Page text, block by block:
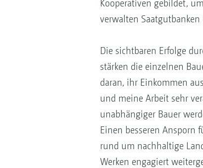
Kooperativen gebildet,
verwalten
Die sichtbaren Erfolge
stärken die einzelnen
daran, ihr Einkommen
und meine Arbeit sehr
unabhängiger Bauer
Einen besseren Ansporn
rund um nachhaltige
Werken engagiert